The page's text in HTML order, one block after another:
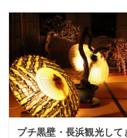
プチ黒壁・長浜観光して